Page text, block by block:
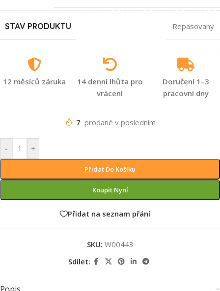
STAV PRODUKTU Repasovaný
12 měsíců záruka
14 denní lhůta pro
vrácení
Doručení 1–3
pracovní dny
7 prodané v posledním
- +
Přidat Do Košíku
Koupit Nyní
Přidat na seznam přání
SKU: W00443
Sdílet:
Popis